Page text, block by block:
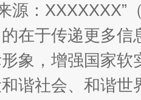
源：
在于传递更多
象，增强国家
谐社会、和谐